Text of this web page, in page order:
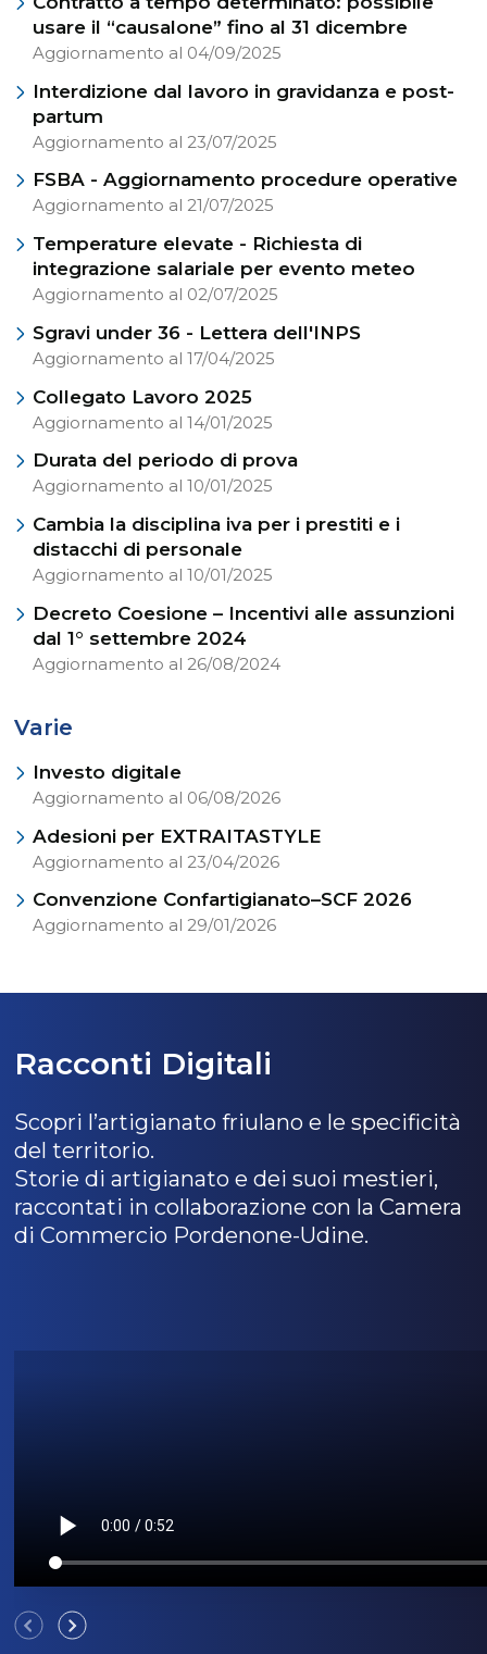
usare il “causalone” fino al 31 dicembre
Aggiornamento al 04/09/2025
Interdizione dal lavoro in gravidanza e post-
partum
Aggiornamento al 23/07/2025
FSBA - Aggiornamento procedure operative
Aggiornamento al 21/07/2025
Temperature elevate - Richiesta di
integrazione salariale per evento meteo
Aggiornamento al 02/07/2025
Sgravi under 36 - Lettera dell'INPS
Aggiornamento al 17/04/2025
Collegato Lavoro 2025
Aggiornamento al 14/01/2025
Durata del periodo di prova
Aggiornamento al 10/01/2025
Cambia la disciplina iva per i prestiti e i
distacchi di personale
Aggiornamento al 10/01/2025
Decreto Coesione – Incentivi alle assunzioni
dal 1° settembre 2024
Aggiornamento al 26/08/2024
Varie
Investo digitale
Aggiornamento al 06/08/2026
Adesioni per EXTRAITASTYLE
Aggiornamento al 23/04/2026
Convenzione Confartigianato–SCF 2026
Aggiornamento al 29/01/2026
Racconti Digitali
Scopri l’artigianato friulano e le specificità
del territorio.
Storie di artigianato e dei suoi mestieri,
raccontati in collaborazione con la Camera
di Commercio Pordenone-Udine.